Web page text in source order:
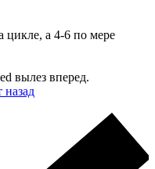
цикле, а 4-6 по мере
вылез вперед.
назад